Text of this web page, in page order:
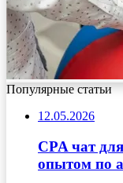
Популярные статьи
12.05.2026
CPA чат
опытом по